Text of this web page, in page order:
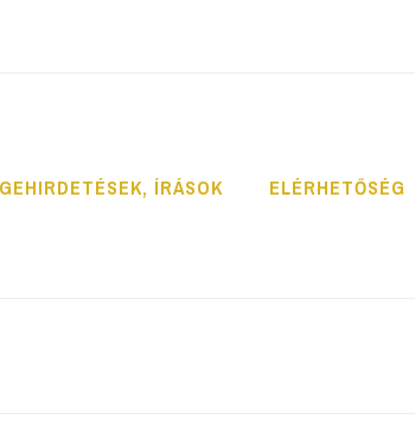
ÍRÁSOK ELÉRHETŐSÉG